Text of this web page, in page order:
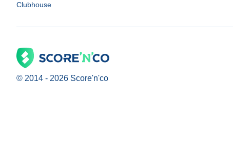
Clubhouse
© 2014 - 2026 Score'n'co